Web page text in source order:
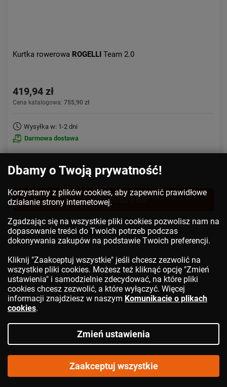
Kurtka rowerowa ROGELLI Team 2.0
419,94 zł
Cena katalogowa: 755,90 zł
Wysyłka w: 1-2 dni
Darmowa dostawa
DO KOSZYKA
Kurtka rowerowa damskaROGELLIImpress
Dbamy o Twoją prywatność!
Korzystamy z plików cookies, aby zapewnić prawidłowe
działanie strony internetowej.
Zgadzając się na wszystkie pliki cookies pozwolisz nam na
dopasowanie treści do Twoich potrzeb podczas
dokonywania zakupów na podstawie Twoich preferencji.
Kliknij "Zaakceptuj wszystkie" jeśli chcesz zezwolić na
wszystkie pliki cookies. Możesz też kliknąć opcję "Zmień
ustawienia" i samodzielnie zdecydować, na które pliki
cookies chcesz zezwolić, a które wyłączyć. Więcej
informacji znajdziesz w naszym Komunikacie o plikach
cookies.
Zmień ustawienia
Zaakceptuj wszystkie